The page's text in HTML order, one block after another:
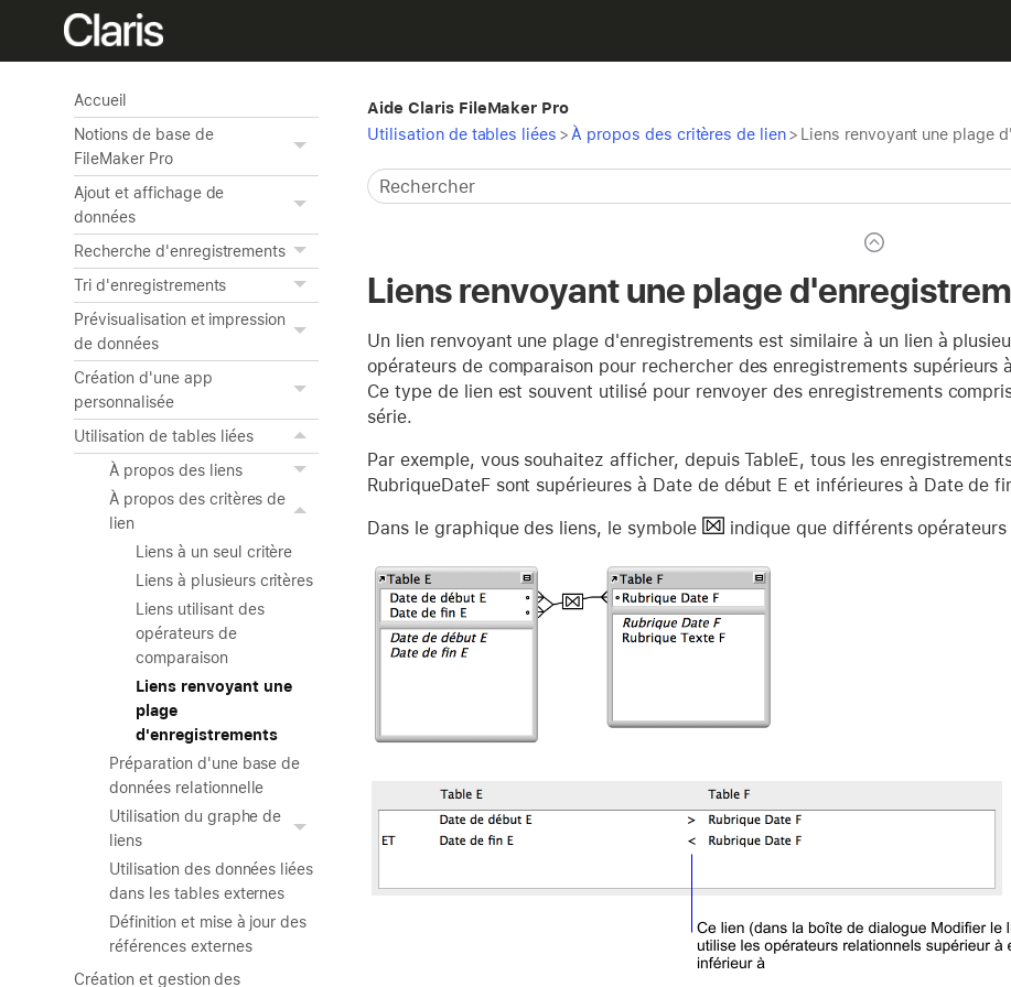
Accueil
Notions de base de
FileMaker Pro
Ajout et affichage de
données
Recherche d'enregistrements
Tri d'enregistrements
Prévisualisation et impression
de données
Création d'une app
personnalisée
Utilisation de tables liées
À propos des liens
À propos des critères de
lien
Liens à un seul critère
Liens à plusieurs critères
Liens utilisant des
opérateurs de
comparaison
Liens renvoyant une
plage
d'enregistrements
Préparation d'une base de
données relationnelle
Utilisation du graphe de
liens
Utilisation des données liées
dans les tables externes
Définition et mise à jour des
références externes
Création et gestion des
Aide Claris FileMaker Pro
Utilisation de tables liées > À propos des critères de lien> Liens renvoyant une plage
Liens renvoyant une plage
Un lien renvoyant une plage d'enregistrements est similaire à un lien à
opérateurs de comparaison pour rechercher des enregistrements
Ce type de lien est souvent utilisé pour renvoyer des enregistrements
série.
Par exemple, vous souhaitez afficher, depuis TableE, tous les
RubriqueDateF sont supérieures à Date de début E et inférieures à Date de
Dans le graphique des liens, le symbole indique que différents